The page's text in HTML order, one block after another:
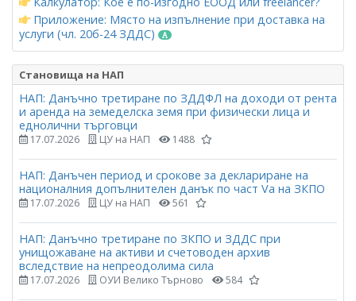
Приложение: Място на изпълнение при доставка на
услуги (чл. 20б-24 ЗДДС)
Становища на НАП
НАП: Данъчно третиране по ЗДДФЛ на доходи от рента
и аренда на земеделска земя при физически лица и
еднолични търговци
17.07.2026 ЦУ на НАП 1488
НАП: Данъчен период и срокове за деклариране на
националния допълнителен данък по част Vа на ЗКПО
17.07.2026 ЦУ на НАП 561
НАП: Данъчно третиране по ЗКПО и ЗДДС при
унищожаване на активи и счетоводен архив
вследствие на непреодолима сила
17.07.2026 ОУИ Велико Търново 584